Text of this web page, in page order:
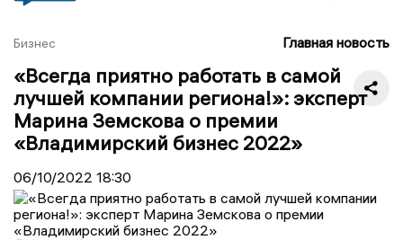
Бизнес Главная новость
«Всегда приятно работать в самой
лучшей компании региона!»: эксперт
Марина Земскова о премии
«Владимирский бизнес 2022»
06/10/2022 18:30